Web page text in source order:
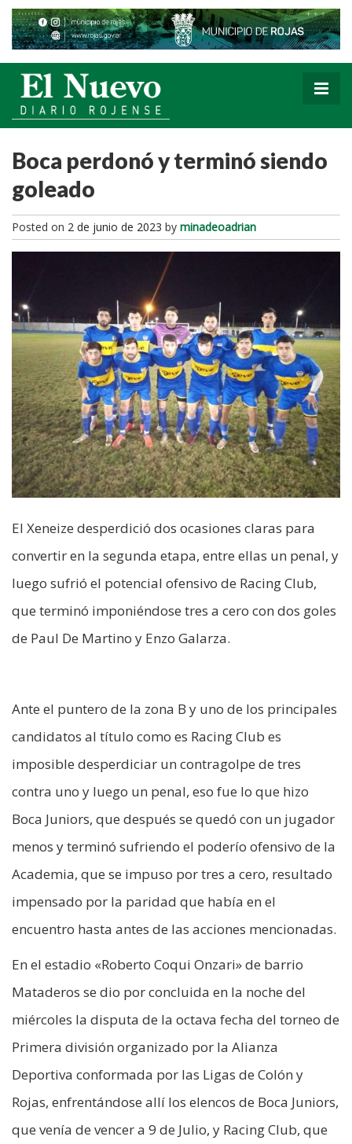
Boca perdonó y terminó siendo
goleado
Posted on 2 de junio de 2023 by minadeoadrian
El Xeneize desperdició dos ocasiones claras para
convertir en la segunda etapa, entre ellas un penal, y
luego sufrió el potencial ofensivo de Racing Club,
que terminó imponiéndose tres a cero con dos goles
de Paul De Martino y Enzo Galarza.
Ante el puntero de la zona B y uno de los principales
candidatos al título como es Racing Club es
imposible desperdiciar un contragolpe de tres
contra uno y luego un penal, eso fue lo que hizo
Boca Juniors, que después se quedó con un jugador
menos y terminó sufriendo el poderío ofensivo de la
Academia, que se impuso por tres a cero, resultado
impensado por la paridad que había en el
encuentro hasta antes de las acciones mencionadas.
En el estadio «Roberto Coqui Onzari» de barrio
Mataderos se dio por concluida en la noche del
miércoles la disputa de la octava fecha del torneo de
Primera división organizado por la Alianza
Deportiva conformada por las Ligas de Colón y
Rojas, enfrentándose allí los elencos de Boca Juniors,
que venía de vencer a 9 de Julio, y Racing Club, que